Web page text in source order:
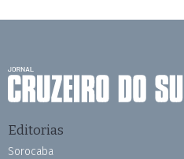
Editorias
Sorocaba